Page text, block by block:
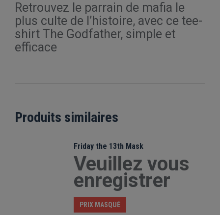
Retrouvez le parrain de mafia le
plus culte de l’histoire, avec ce tee-
shirt The Godfather, simple et
efficace
Produits similaires
Friday the 13th Mask
Veuillez vous
enregistrer
PRIX MASQUÉ